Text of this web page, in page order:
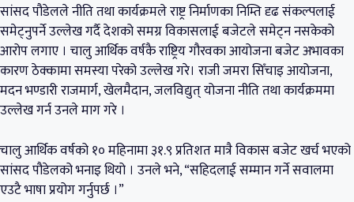
सांसद पौडेलले नीति तथा कार्यक्रमले राष्ट्र निर्माणका निम्ति दृढ संकल्पलाई
समेट्नुपर्ने उल्लेख गर्दै देशको समग्र विकासलाई बजेटले समेट्न नसकेको
आरोप लगाए । चालु आर्थिक वर्षकै राष्ट्रिय गौरवका आयोजना बजेट अभावका
कारण ठेक्कामा समस्या परेको उल्लेख गरे। राजी जमरा सिँचाइ आयोजना,
मदन भण्डारी राजमार्ग, खेलमैदान, जलविद्युत् योजना नीति तथा कार्यक्रममा
उल्लेख गर्न उनले माग गरे ।
चालु आर्थिक वर्षको १० महिनामा ३१.९ प्रतिशत मात्रै विकास बजेट खर्च भएको
सांसद पौडेलको भनाइ थियो । उनले भने, “सहिदलाई सम्मान गर्ने सवालमा
एउटै भाषा प्रयोग गर्नुपर्छ ।”